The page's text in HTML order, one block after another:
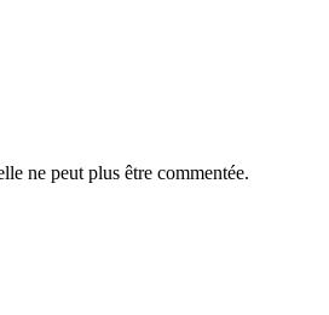
ne peut plus être commentée.